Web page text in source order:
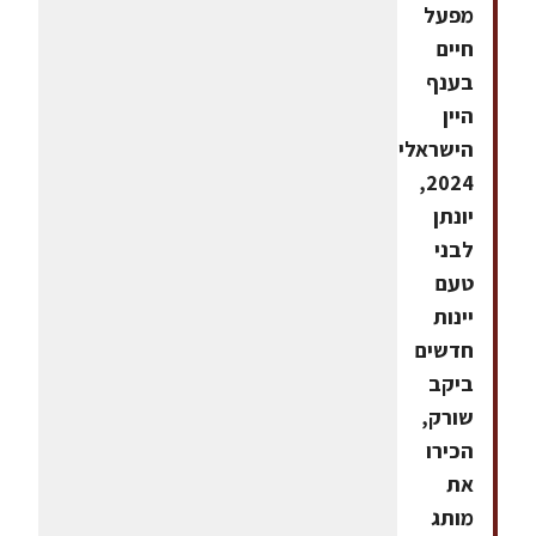
מפעל
חיים
בענף
היין
הישראלי
2024,
יונתן
לבני
טעם
יינות
חדשים
ביקב
שורק,
הכירו
את
מותג